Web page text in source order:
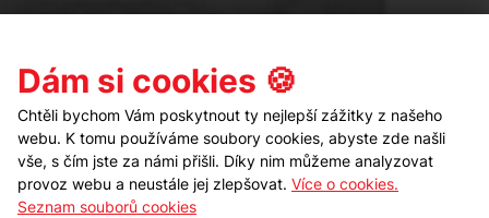
Kontakt Sledujte nás
Dám si cookies 🍪
Chtěli bychom Vám poskytnout ty nejlepší zážitky z našeho
webu. K tomu používáme soubory cookies, abyste zde našli
vše, s čím jste za námi přišli. Díky nim můžeme analyzovat
provoz webu a neustále jej zlepšovat. Více o cookies.
Seznam souborů cookies